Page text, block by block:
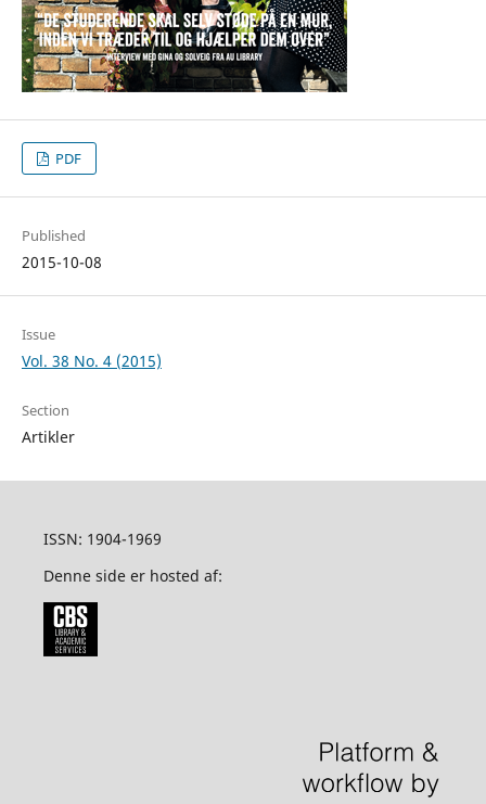
PDF
Published
2015-10-08
Issue
Vol. 38 No. 4 (2015)
Section
Artikler
ISSN: 1904-1969
Denne side er hosted af: